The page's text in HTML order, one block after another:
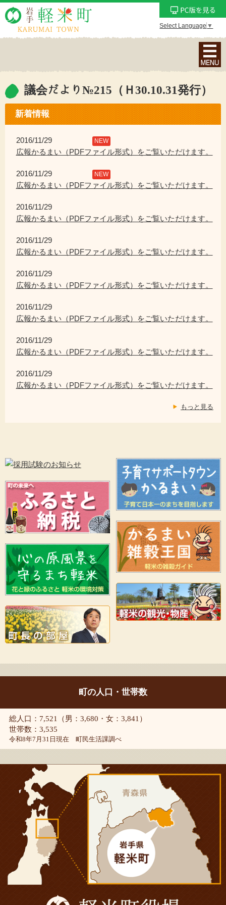
Select Language ▼
ナ
ビ
ー
シ
ョ
ン
ニ
を
議会だより№215（Ｈ30.10.31発行）
新着情報
2016/11/29 NEW
広報かるまい（PDFファイル形式）をご覧いただけます。
2016/11/29 NEW
広報かるまい（PDFファイル形式）をご覧いただけます。
2016/11/29
広報かるまい（PDFファイル形式）をご覧いただけます。
2016/11/29
広報かるまい（PDFファイル形式）をご覧いただけます。
2016/11/29
広報かるまい（PDFファイル形式）をご覧いただけます。
2016/11/29
広報かるまい（PDFファイル形式）をご覧いただけます。
2016/11/29
広報かるまい（PDFファイル形式）をご覧いただけます。
2016/11/29
広報かるまい（PDFファイル形式）をご覧いただけます。
もっと見る
町の人口・世帯数
総人口：7,521（男：3,680・女：3,841）
世帯数：3,535
令和8年7月31日現在 町民生活課調べ